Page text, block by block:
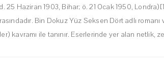
25 Haziran 1903, Bihar; ö. 21 Ocak 1950,
Bin Dokuz Yüz Seksen Dört adlı romanı
kavramı ile tanınır. Eserlerinde yer alan netlik,